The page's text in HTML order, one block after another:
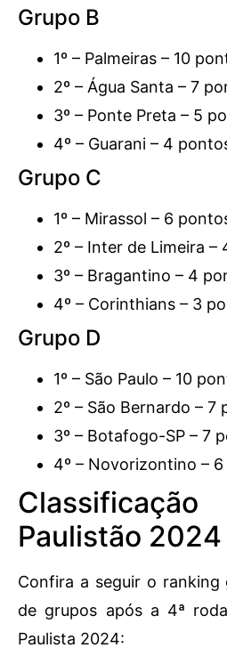
Grupo B
1º – Palmeiras – 10
2º – Água Santa – 7
3º – Ponte Preta – 5
4º – Guarani – 4
Grupo C
1º – Mirassol – 6
2º – Inter de Limeira –
3º – Bragantino – 4
4º – Corinthians – 3
Grupo D
1º – São Paulo – 10
2º – São Bernardo – 7
3º – Botafogo-SP – 7
4º – Novorizontino –
Paulistão 2024
Confira a seguir o ranking
de grupos após a 4ª
Paulista 2024: